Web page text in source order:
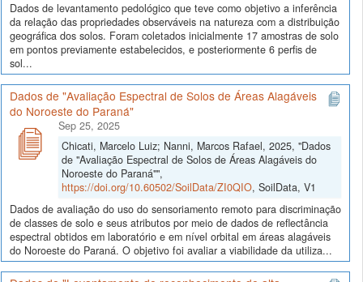
Dados de levantamento pedológico que teve como objetivo a inferência
da relação das propriedades observáveis na natureza com a distribuição
geográfica dos solos. Foram coletados inicialmente 17 amostras de solo
em pontos previamente estabelecidos, e posteriormente 6 perfis de
sol...
Dados de "Avaliação Espectral de Solos de Áreas Alagáveis
do Noroeste do Paraná"
Sep 25, 2025
Chicati, Marcelo Luiz; Nanni, Marcos Rafael, 2025, "Dados
de "Avaliação Espectral de Solos de Áreas Alagáveis do
Noroeste do Paraná"",
https://doi.org/10.60502/SoilData/ZI0QIO, SoilData, V1
Dados de avaliação do uso do sensoriamento remoto para discriminação
de classes de solo e seus atributos por meio de dados de reflectância
espectral obtidos em laboratório e em nível orbital em áreas alagáveis
do Noroeste do Paraná. O objetivo foi avaliar a viabilidade da utiliza...